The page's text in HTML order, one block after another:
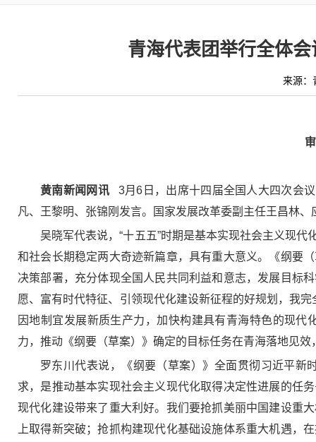
青海代表团举行全体
来源
黄南新闻网讯
3月6日，出席十四届全国人大四次会
凡、王黎明、张锦刚发言。国家发展改革委副主任王昌林
吴晓军代表说，“十五五”时期是基本实现社会主义现
和社会长期稳定两大奇迹新篇章，具有重大意义。《纲要
决策部署，充分体现全国人民共同利益和意志，发展目标
愿、富有时代特征、引领现代化建设新征程的好规划，我
因地制宜发展新质生产力，加快构建具有青海特色的现
力，推动《纲要（草案）》确定的目标任务在青海落地见
罗东川代表说，《纲要（草案）》全面贯彻习近平新
求，是推动基本实现社会主义现代化取得决定性进展的任
现代化建设带来了重大利好。我们要抢抓美丽中国建设重
上取得新突破；抢抓构建现代化基础设施体系重大机遇，